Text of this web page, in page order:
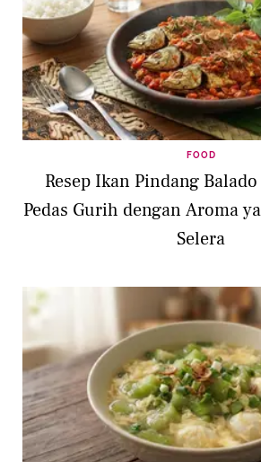
FOOD
Resep Ikan Pindang
Pedas Gurih dengan Aroma
Selera